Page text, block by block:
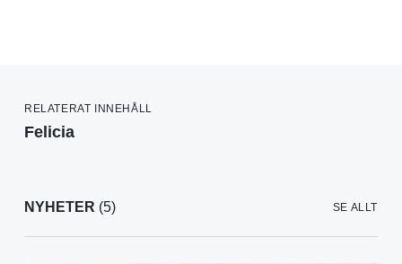
RELATERAT INNEHÅLL
Felicia
NYHETER (5) SE ALLT